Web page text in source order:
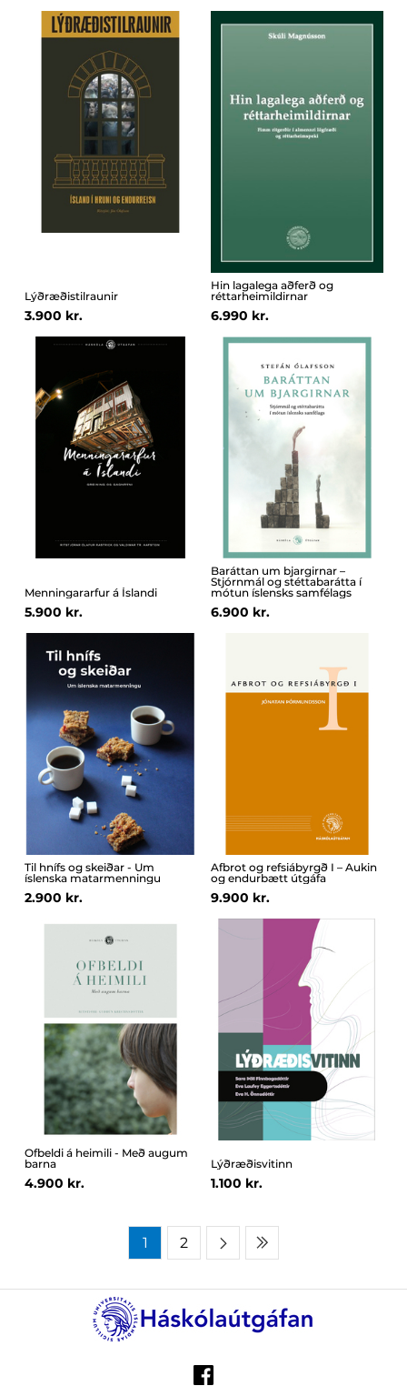
Lýðræðistilraunir
3.900 kr.
Hin lagalega aðferð og
réttarheimildirnar
6.990 kr.
Menningararfur á Íslandi
5.900 kr.
Baráttan um bjargirnar –
Stjórnmál og stéttabarátta í
mótun íslensks samfélags
6.900 kr.
Til hnífs og skeiðar - Um
íslenska matarmenningu
2.900 kr.
Afbrot og refsiábyrgð I – Aukin
og endurbætt útgáfa
9.900 kr.
Ofbeldi á heimili - Með augum
barna
4.900 kr.
Lýðræðisvitinn
1.100 kr.
1 2